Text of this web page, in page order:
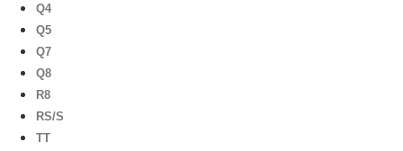
Q4
Q5
Q7
Q8
R8
RS/S
TT